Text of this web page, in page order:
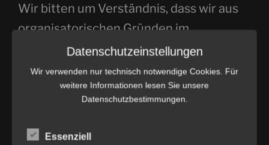
Wir bitten um Verständnis, dass wir aus
organisatorischen Gründen im
Tagesgeschäft telefonisch nicht gut
erreichbar sind. Haben Sie noch Fragen
zu Ihrer Reservierung, sprechen Sie uns
daher, bitte unter Angabe Ihrer
Telefonnummer, auf die Mailbox, wir
Datenschutzeinstellungen
Wir verwenden nur technisch notwendige Cookies. Für
weitere Informationen lesen Sie unsere
Datenschutzbestimmungen.
Essenziell